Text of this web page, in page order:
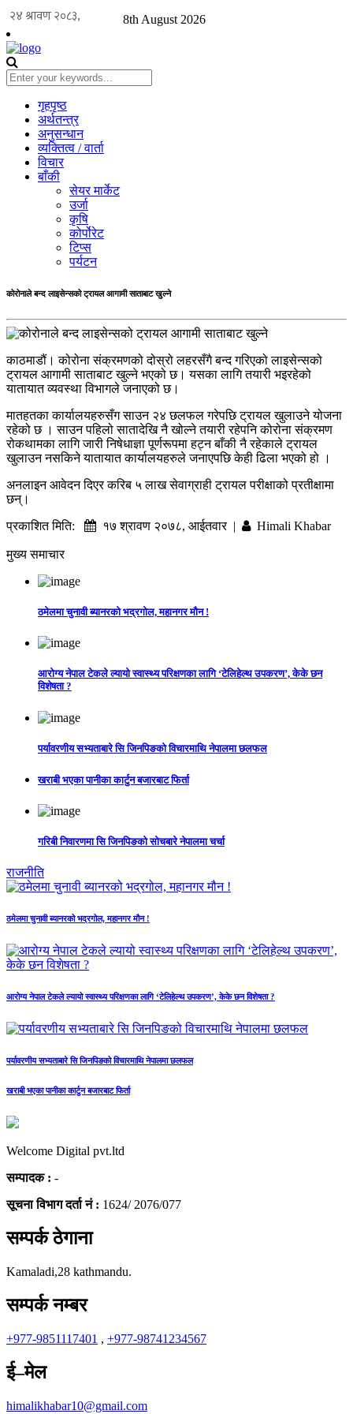
8th August 2026
गृहपृष्ठ
अर्थतन्त्र
अनुसन्धान
व्यक्तित्व / वार्ता
विचार
बाँकी
सेयर मार्केट
उर्जा
कृषि
कोर्पोरेट
टिप्स
पर्यटन
कोरोनाले बन्द लाइसेन्सको ट्रायल आगामी साताबाट खुल्ने
काठमाडौं। कोरोना संक्रमणको दोस्रो लहरसँगै बन्द गरिएको लाइसेन्सको
ट्रायल आगामी साताबाट खुल्ने भएको छ। यसका लागि तयारी भइरहेको
यातायात व्यवस्था विभागले जनाएको छ।
मातहतका कार्यालयहरुसँग साउन २४ छलफल गरेपछि ट्रायल खुलाउने योजना
रहेको छ । साउन पहिलो सातादेखि नै खोल्ने तयारी रहेपनि कोरोना संक्रमण
रोकथामका लागि जारी निषेधाज्ञा पूर्णरूपमा हट्न बाँकी नै रहेकाले ट्रायल
खुलाउन नसकिने यातायात कार्यालयहरुले जनाएपछि केही ढिला भएको हो ।
अनलाइन आवेदन दिएर करिब ५ लाख सेवाग्राही ट्रायल परीक्षाको प्रतीक्षामा
छन्।
प्रकाशित मिति:
१७ श्रावण २०७८, आईतवार | Himali Khabar
मुख्य समाचार
ठमेलमा चुनावी ब्यानरको भद्रगोल, महानगर मौन !
आरोग्य नेपाल टेकले ल्यायो स्वास्थ्य परिक्षणका लागि ‘टेलिहेल्थ उपकरण’, केके छन
विशेषता ?
पर्यावरणीय सभ्यताबारे सि जिनपिङको विचारमाथि नेपालमा छलफल
खराबी भएका पानीका कार्टुन बजारबाट फिर्ता
गरिबी निवारणमा सि जिनपिङको सोचबारे नेपालमा चर्चा
राजनीति
ठमेलमा चुनावी ब्यानरको भद्रगोल, महानगर मौन !
आरोग्य नेपाल टेकले ल्यायो स्वास्थ्य परिक्षणका लागि ‘टेलिहेल्थ उपकरण’, केके छन विशेषता ?
पर्यावरणीय सभ्यताबारे सि जिनपिङको विचारमाथि नेपालमा छलफल
खराबी भएका पानीका कार्टुन बजारबाट फिर्ता
Welcome Digital pvt.ltd
सम्पादक : -
सूचना विभाग दर्ता नं : 1624/ 2076/077
सम्पर्क ठेगाना
Kamaladi,28 kathmandu.
सम्पर्क नम्बर
+977-9851117401 , +977-98741234567
ई–मेल
himalikhabar10@gmail.com